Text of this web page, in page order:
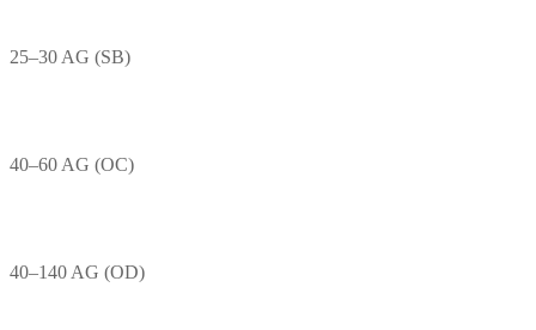
25–30 AG (SB)
40–60 AG (OC)
40–140 AG (OD)